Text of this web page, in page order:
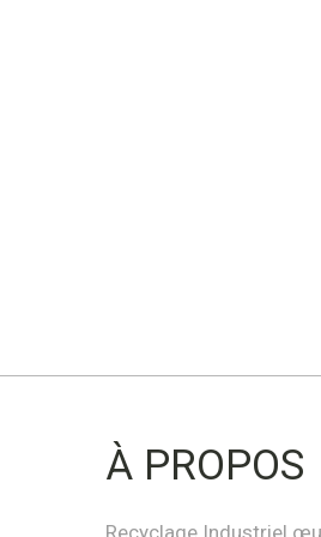
À PROPOS
Recyclage Industriel